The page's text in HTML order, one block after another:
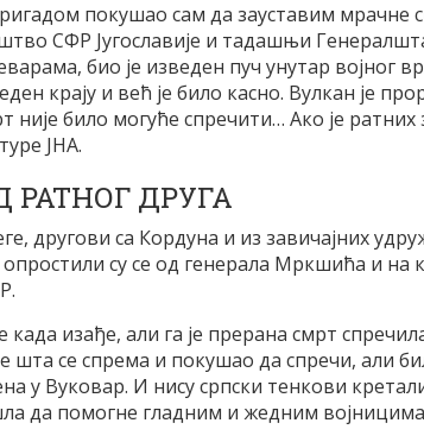
покушао сам да зауставим мрачне
СФР Југославије и тадашњи
био је изведен пуч унутар војног
крају и већ је било касно. Вулкан је
није било могуће спречити… Ако је ратних
ЈНА.
РАТНОГ ДРУГА
другови са Кордуна и из завичајних
су се од генерала Мркшића и на
када изађе, али га је прерана смрт
шта се спрема и покушао да спречи, али
у Вуковар. И нису српски тенкови
да помогне гладним и жедним